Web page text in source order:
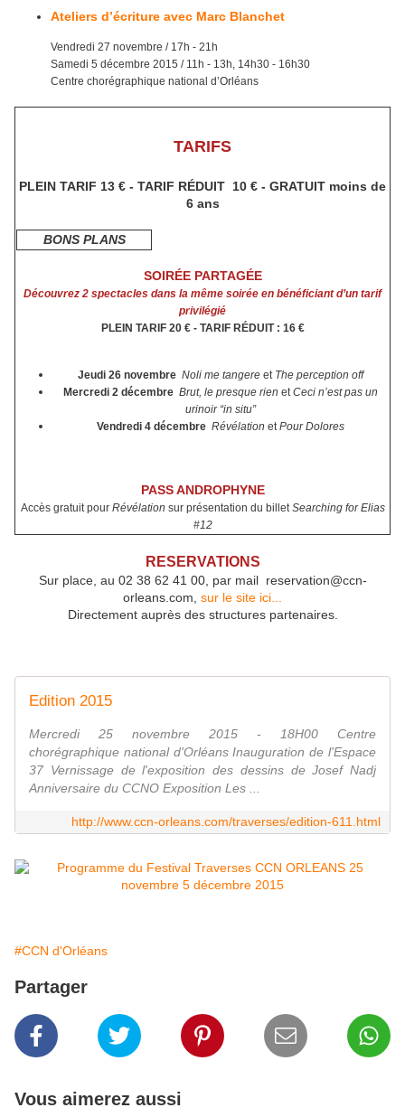
Ateliers d’écriture avec Marc Blanchet
Vendredi 27 novembre / 17h - 21h
Samedi 5 décembre 2015 / 11h - 13h, 14h30 - 16h30
Centre chorégraphique national d’Orléans
TARIFS
PLEIN TARIF 13 € - TARIF RÉDUIT 10 € - GRATUIT moins de
6 ans
BONS PLANS
SOIRÉE PARTAGÉE
Découvrez 2 spectacles dans la même soirée en bénéficiant d’un tarif
privilégié
PLEIN TARIF 20 € - TARIF RÉDUIT : 16 €
Jeudi 26 novembre Noli me tangere et The perception off
Mercredi 2 décembre Brut, le presque rien et Ceci n’est pas un
urinoir “in situ”
Vendredi 4 décembre Révélation et Pour Dolores
PASS ANDROPHYNE
Accès gratuit pour Révélation sur présentation du billetSearching for Elias
#12
RESERVATIONS
Sur place, au 02 38 62 41 00, par mail reservation@ccn-
orleans.com, sur le site ici...
Directement auprès des structures partenaires.
Edition 2015
Mercredi 25 novembre 2015 - 18H00 Centre
chorégraphique national d'Orléans Inauguration de l'Espace
37 Vernissage de l'exposition des dessins de Josef Nadj
Anniversaire du CCNO Exposition Les ...
http://www.ccn-orleans.com/traverses/edition-611.html
#CCN d'Orléans
Partager
Vous aimerez aussi